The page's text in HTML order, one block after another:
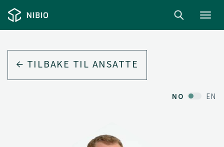
TILBAKE TIL ANSATTE
NO EN